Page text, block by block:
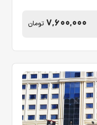
7,600,000 تومان